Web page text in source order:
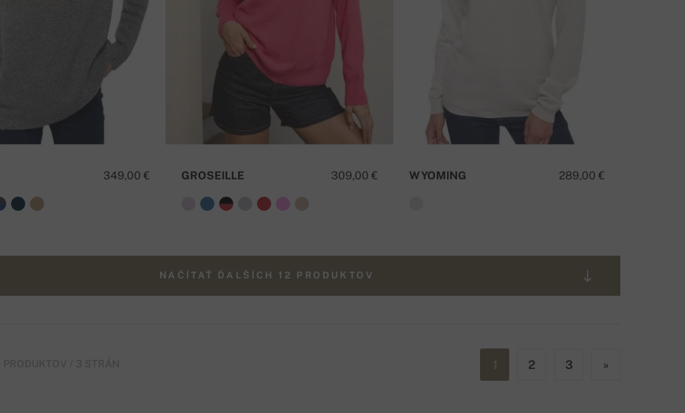
349,00 € 309,00 €
GROSEILLE 289,00 €
WYOMING
NAČÍTAŤ ĎALŠÍCH 12 PRODUKTOV
2 3 »